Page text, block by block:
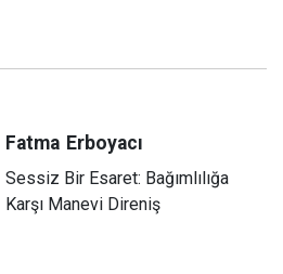
Fatma Erboyacı
Sessiz Bir Esaret: Bağımlılığa
Karşı Manevi Direniş